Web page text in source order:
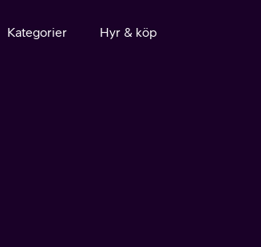
Kategorier Hyr & köp